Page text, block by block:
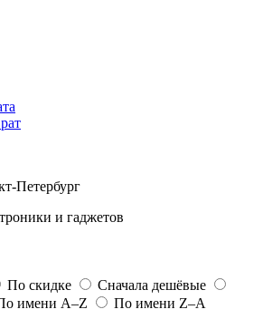
Петербург
и гаджетов
По скидке
Сначала дешёвые
имени A–Z
По имени Z–A